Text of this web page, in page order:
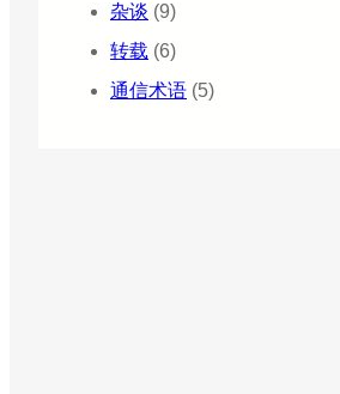
杂谈 (9)
转载 (6)
通信术语 (5)